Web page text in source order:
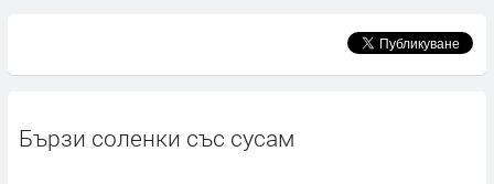
Бързи соленки със сусам